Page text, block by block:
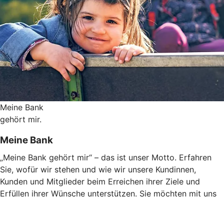
Meine Bank
gehört mir.
Meine Bank
„Meine Bank gehört mir“ – das ist unser Motto. Erfahren
Sie, wofür wir stehen und wie wir unsere Kundinnen,
Kunden und Mitglieder beim Erreichen ihrer Ziele und
Erfüllen ihrer Wünsche unterstützen. Sie möchten mit uns